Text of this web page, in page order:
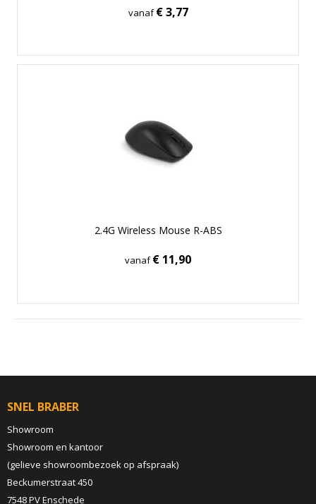
vanaf€ 3,77
2.4G Wireless Mouse R-ABS
vanaf€ 11,90
SNEL BRABER
Showroom
Showroom en kantoor
(gelieve showroombezoek op afspraak)
Beckumerstraat 450
7548 PV Enschede